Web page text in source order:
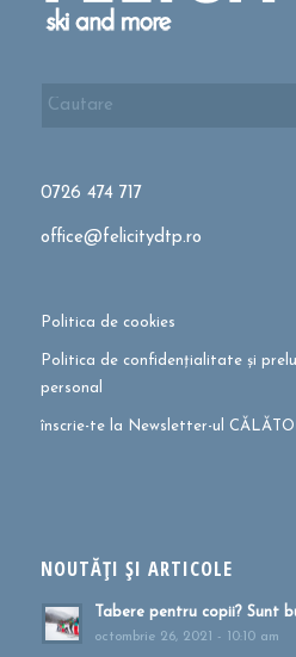
0726 474 717
office@felicitydtp.ro
Politica de cookies
Politica de confidențialitate și
personal
înscrie-te la Newsletter-ul
NOUTĂȚI ȘI ARTICOLE
Tabere pentru copii? Sunt
octombrie 26, 2021 - 10:10 am